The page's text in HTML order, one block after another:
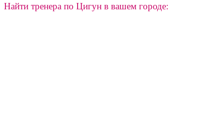
Найти тренера по Цигун в вашем городе: